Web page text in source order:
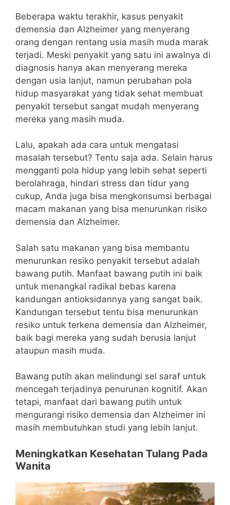
Beberapa waktu terakhir, kasus penyakit
demensia dan Alzheimer yang menyerang
orang dengan rentang usia masih muda marak
terjadi. Meski penyakit yang satu ini awalnya di
diagnosis hanya akan menyerang mereka
dengan usia lanjut, namun perubahan pola
hidup masyarakat yang tidak sehat membuat
penyakit tersebut sangat mudah menyerang
mereka yang masih muda.
Lalu, apakah ada cara untuk mengatasi
masalah tersebut? Tentu saja ada. Selain harus
mengganti pola hidup yang lebih sehat seperti
berolahraga, hindari stress dan tidur yang
cukup, Anda juga bisa mengkonsumsi berbagai
macam makanan yang bisa menurunkan risiko
demensia dan Alzheimer.
Salah satu makanan yang bisa membantu
menurunkan resiko penyakit tersebut adalah
bawang putih. Manfaat bawang putih ini baik
untuk menangkal radikal bebas karena
kandungan antioksidannya yang sangat baik.
Kandungan tersebut tentu bisa menurunkan
resiko untuk terkena demensia dan Alzheimer,
baik bagi mereka yang sudah berusia lanjut
ataupun masih muda.
Bawang putih akan melindungi sel saraf untuk
mencegah terjadinya penurunan kognitif. Akan
tetapi, manfaat dari bawang putih untuk
mengurangi risiko demensia dan Alzheimer ini
masih membutuhkan studi yang lebih lanjut.
Meningkatkan Kesehatan Tulang Pada
Wanita